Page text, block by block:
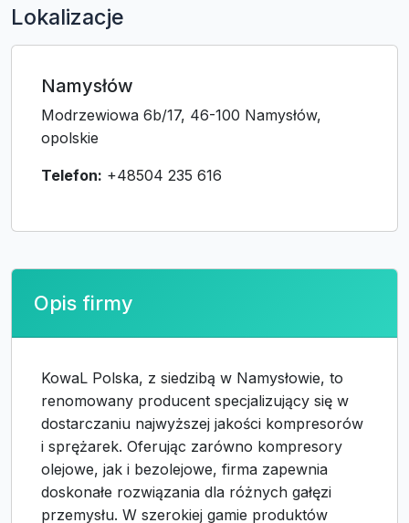
Lokalizacje
Namysłów
Modrzewiowa 6b/17, 46-100 Namysłów,
opolskie
Telefon: +48504 235 616
Opis firmy
KowaL Polska, z siedzibą w Namysłowie, to
renomowany producent specjalizujący się w
dostarczaniu najwyższej jakości kompresorów
i sprężarek. Oferując zarówno kompresory
olejowe, jak i bezolejowe, firma zapewnia
doskonałe rozwiązania dla różnych gałęzi
przemysłu. W szerokiej gamie produktów